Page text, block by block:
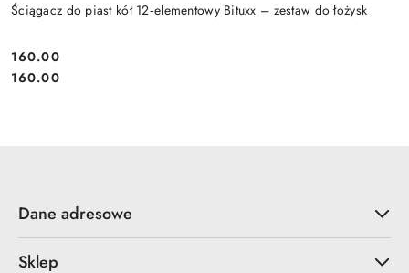
Ściągacz do piast kół 12‑elementowy Bituxx – zestaw do łożysk
Cena:
160.00
Cena:
160.00
Dane adresowe
Sklep